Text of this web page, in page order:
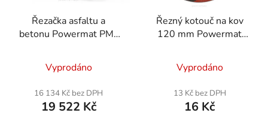
Řezačka asfaltu a
betonu Powermat PM-
GX160
Vyprodáno
16 134 Kč bez DPH
19 522 Kč
Řezný kotouč na kov
120 mm Powermat
Vyprodáno
13 Kč bez DPH
16 Kč